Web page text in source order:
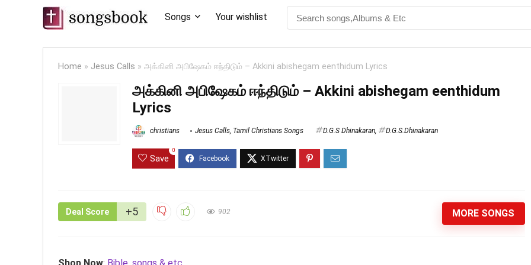
Songs Your wishlist
Home » Jesus Calls » அக்கினி அபிஷேகம் ஈந்திடும் – Akkini abishegam eenthidum Lyrics
அக்கினி அபிஷேகம் ஈந்திடும் – Akkini abishegam eenthidum
Lyrics
christians Jesus Calls, Tamil Christians Songs D.G.S Dhinakaran, D.G.S.Dhinakaran
Save
0
Deal Score +5 902 MORE SONGS